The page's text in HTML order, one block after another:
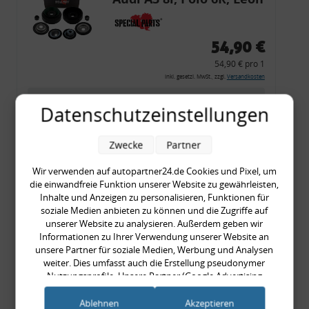
54,90 €
54,90 € pro 1
inkl. gesetzl. MwSt., zzgl. Versandkosten
Merkzettel
Rückleuchtenband mit
Blinker, rot, US-Ecken,
Audi 80 Cabrio, Typ 89,
OE-Nr.: 8G0945225 +
8G0945225C
999,99 €
999,99 € pro 1
inkl. gesetzl. MwSt., zzgl.
Datenschutzeinstellungen
Wir verwenden auf autopartner24.de Cookies und Pixel, um
die einwandfreie Funktion unserer Website zu gewährleisten,
Inhalte und Anzeigen zu personalisieren, Funktionen für
soziale Medien anbieten zu können und die Zugriffe auf
unserer Website zu analysieren. Außerdem geben wir
Informationen zu Ihrer Verwendung unserer Website an
unsere Partner für soziale Medien, Werbung und Analysen
weiter. Dies umfasst auch die Erstellung pseudonymer
Nutzungsprofile. Unsere Partner (Google Advertising
Products) führen diese Informationen möglicherweise mit
weiteren Daten zusammen, die Sie ihnen bereitgestellt haben
Zwecke Partner
Ablehnen Akzeptieren